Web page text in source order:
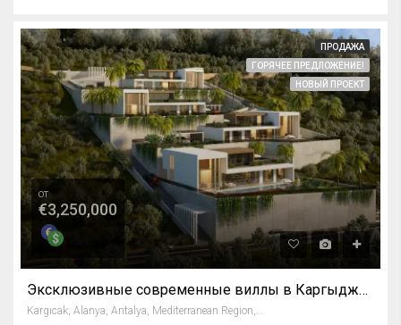
ПРОДАЖА
ГОРЯЧЕЕ ПРЕДЛОЖЕНИЕ!
НОВЫЙ ПРОЕКТ
от
€3,250,000
Эксклюзивные современные виллы в Каргыджак, Аланья
Kargıcak, Alanya, Antalya, Mediterranean Region, 07440, Turkey